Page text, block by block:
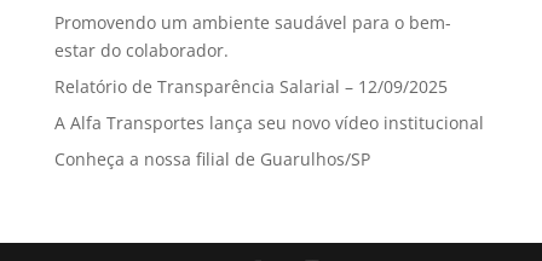
Promovendo um ambiente saudável para o bem-
estar do colaborador.
Relatório de Transparência Salarial – 12/09/2025
A Alfa Transportes lança seu novo vídeo institucional
Conheça a nossa filial de Guarulhos/SP